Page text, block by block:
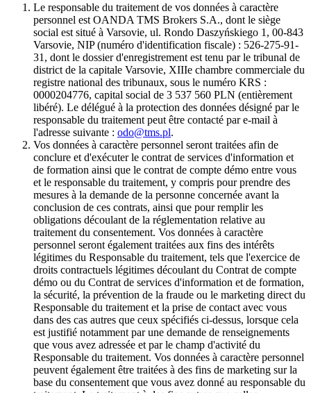
Le responsable du traitement de vos données à caractère
personnel est OANDA TMS Brokers S.A., dont le siège
social est situé à Varsovie, ul. Rondo Daszyńskiego 1, 00-843
Varsovie, NIP (numéro d'identification fiscale) : 526-275-91-
31, dont le dossier d'enregistrement est tenu par le tribunal de
district de la capitale Varsovie, XIIIe chambre commerciale du
registre national des tribunaux, sous le numéro KRS :
0000204776, capital social de 3 537 560 PLN (entièrement
libéré). Le délégué à la protection des données désigné par le
responsable du traitement peut être contacté par e-mail à
l'adresse suivante : odo@tms.pl.
Vos données à caractère personnel seront traitées afin de
conclure et d'exécuter le contrat de services d'information et
de formation ainsi que le contrat de compte démo entre vous
et le responsable du traitement, y compris pour prendre des
mesures à la demande de la personne concernée avant la
conclusion de ces contrats, ainsi que pour remplir les
obligations découlant de la réglementation relative au
traitement du consentement. Vos données à caractère
personnel seront également traitées aux fins des intérêts
légitimes du Responsable du traitement, tels que l'exercice de
droits contractuels légitimes découlant du Contrat de compte
démo ou du Contrat de services d'information et de formation,
la sécurité, la prévention de la fraude ou le marketing direct du
Responsable du traitement et la prise de contact avec vous
dans des cas autres que ceux spécifiés ci-dessus, lorsque cela
est justifié notamment par une demande de renseignements
que vous avez adressée et par le champ d'activité du
Responsable du traitement. Vos données à caractère personnel
peuvent également être traitées à des fins de marketing sur la
base du consentement que vous avez donné au responsable du